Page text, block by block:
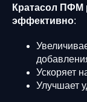
Кратасол ПФМ
эффективно:
Ускоряет
Улучшает